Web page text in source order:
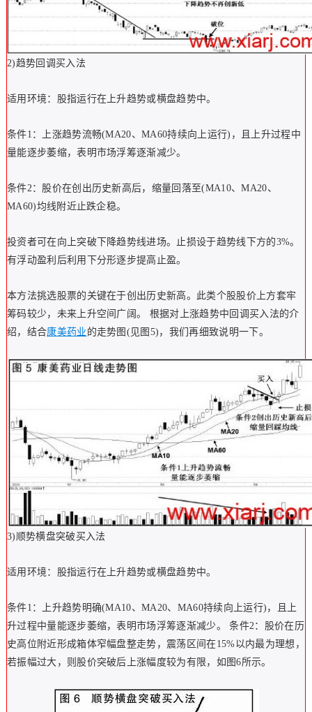
2)趋势回调买入法
适用环境：股指运行在上升趋势或横盘趋势中。
条件1：上涨趋势流畅(MA20、MA60持续向上运行)，且上升过程中
量能逐步萎缩，表明市场浮筹逐渐减少。
条件2：股价在创出历史新高后，缩量回落至(MA10、MA20、
MA60)均线附近止跌企稳。
投资者可在向上突破下降趋势线进场。止损设于趋势线下方的3%。
有浮动盈利后利用下分形逐步提高止盈。
本方法挑选股票的关键在于创出历史新高。此类个股股价上方套牢
筹码较少，未来上升空间广阔。 根据对上涨趋势中回调买入法的介
绍，结合康美药业 的走势图(见图5)，我们再细致说明一下。
3)顺势横盘突破买入法
适用环境：股指运行在上升趋势或横盘趋势中。
条件1：上升趋势明确(MA10、MA20、MA60持续向上运行)，且上
升过程中量能逐步萎缩，表明市场浮筹逐渐减少。 条件2：股价在历
史高位附近形成箱体窄幅盘整走势，震荡区间在15%以内最为理想，
若振幅过大，则股价突破后上涨幅度较为有限，如图6所示。